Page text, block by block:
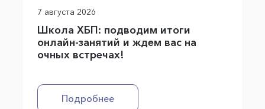
7 августа 2026
Школа ХБП: подводим итоги
онлайн-занятий и ждем вас на
очных встречах!
Подробнее